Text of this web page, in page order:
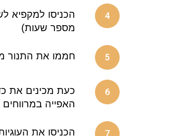
4
הכניסו למקפיא
מספר שעות)
5 חממו את התנור מראש ל-175 מעלות
6
האפייה במרווחים
7 הכניסו את העוגיות לתנור